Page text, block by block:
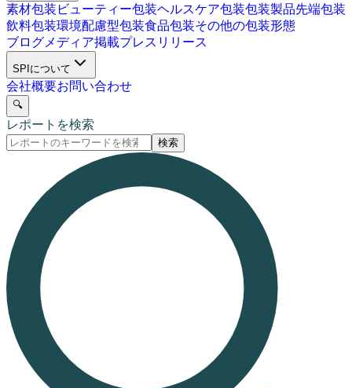
素材包装 ビューティー包装ヘルスケア包装包装製品先端包装
飲料包装環境配慮型包装食品包装その他の包装形態
ブログメディア掲載プレスリリース
SPIについて
会社概要お問い合わせ
🔍
レポートを検索
検索